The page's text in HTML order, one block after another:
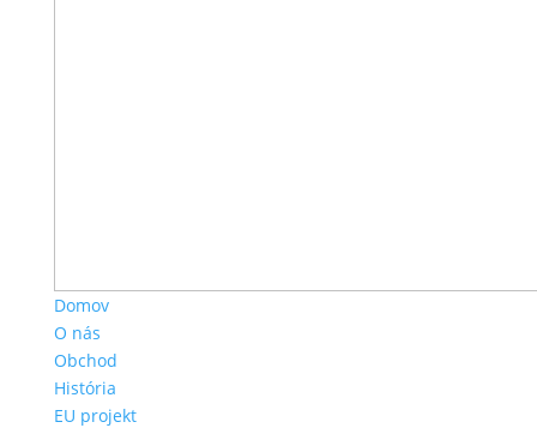
Domov
O nás
Obchod
História
EU projekt